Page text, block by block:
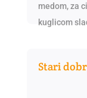
medom, za
kuglicom
Stari